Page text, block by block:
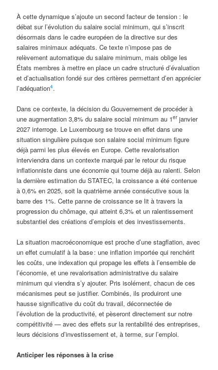
À cette dynamique s’ajoute un second facteur de tension : le
débat sur l’évolution du salaire social minimum, qui s’inscrit
désormais dans le cadre européen de la directive sur des
salaires minimaux adéquats. Ce texte n’impose pas de
relèvement automatique du salaire minimum, mais oblige les
États membres à mettre en place un cadre structuré d’évaluation
et d’actualisation fondé sur des critères permettant d’en apprécier
l’adéquation4.
Dans ce contexte, la décision du Gouvernement de procéder à
une augmentation 3,8% du salaire social minimum au 1erjanvier
2027 interroge. Le Luxembourg se trouve en effet dans une
situation singulière puisque son salaire social minimum figure
déjà parmi les plus élevés en Europe. Cette revalorisation
interviendra dans un contexte marqué par le retour du risque
inflationniste dans une économie qui tourne déjà au ralenti. Selon
la dernière estimation du STATEC, la croissance a été contenue
à 0,6% en 2025, soit la quatrième année consécutive sous la
barre des 1%. Cette panne de croissance se lit à travers la
progression du chômage, qui atteint 6,3% et un ralentissement
substantiel des créations d’emplois et des investissements.
La situation macroéconomique est proche d’une stagflation, avec
un effet cumulatif à la base : une inflation importée qui renchérit
les coûts, une indexation qui propage les effets à l’ensemble de
l’économie, et une revalorisation administrative du salaire
minimum qui viendra s’y ajouter. Pris isolément, chacun de ces
mécanismes peut se justifier. Combinés, ils produiront une
hausse significative du coût du travail, déconnectée de
l’évolution de la productivité, et pèseront directement sur notre
compétitivité — avec des effets sur la rentabilité des entreprises,
leurs décisions d’investissement et, à terme, sur l’emploi.
Anticiper les réponses à la crise